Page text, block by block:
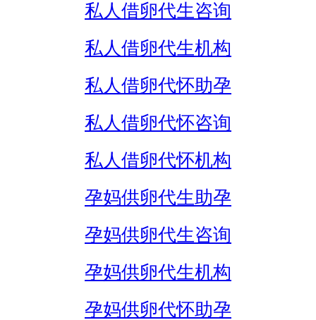
私人借卵代生咨询
私人借卵代生机构
私人借卵代怀助孕
私人借卵代怀咨询
私人借卵代怀机构
孕妈供卵代生助孕
孕妈供卵代生咨询
孕妈供卵代生机构
孕妈供卵代怀助孕